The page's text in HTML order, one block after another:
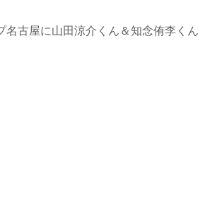
名古屋に山田涼介くん＆知念侑李くん